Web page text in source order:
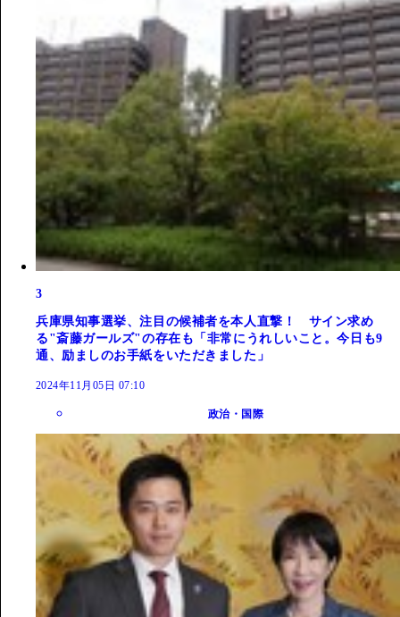
3
兵庫県知事選挙、注目の候補者を本人直撃！ サイン求め
る"斎藤ガールズ"の存在も「非常にうれしいこと。今日も9
通、励ましのお手紙をいただきました」
2024年11月05日 07:10
政治・国際